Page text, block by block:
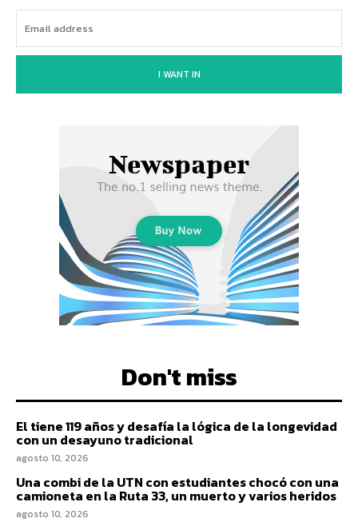
I WANT IN
Don't miss
El tiene 119 años y desafía la lógica de la longevidad
con un desayuno tradicional
agosto 10, 2026
Una combi de la UTN con estudiantes chocó con una
camioneta en la Ruta 33, un muerto y varios heridos
agosto 10, 2026